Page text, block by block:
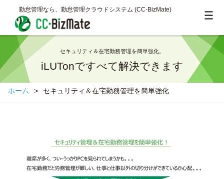
勤怠管理なら、勤怠管理クラウドシステム (CC‐BizMate)
セキュリティ＆在宅勤務管理を簡単強化。
iLUTonですべて解決できます
ホーム > セキュリティ＆在宅勤務管理を簡単強化